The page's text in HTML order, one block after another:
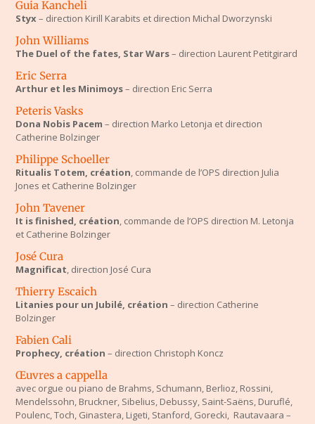
Guia Kancheli
Styx – direction Kirill Karabits et direction Michal Dworzynski
John Williams
The Duel of the fates, Star Wars– direction Laurent Petitgirard
Eric Serra
Arthur et les Minimoys– direction Eric Serra
Peteris Vasks
Dona Nobis Pacem – direction Marko Letonja et direction
Catherine Bolzinger
Philippe Schoeller
Ritualis Totem, création, commande de l’OPS direction Julia
Jones et Catherine Bolzinger
John Tavener
It is finished, création, commande de l’OPS direction M. Letonja
et Catherine Bolzinger
José Cura
Magnificat, direction José Cura
Thierry Escaich
Litanies pour un Jubilé, création – direction Catherine
Bolzinger
Fabien Cali
Prophecy, création– direction Christoph Koncz
Œuvres a cappella
avec orgue ou piano de Brahms, Schumann, Berlioz, Rossini,
Mendelssohn, Bruckner, Sibelius, Debussy, Saint-Saëns, Duruflé,
Poulenc, Toch, Ginastera, Ligeti, Stanford, Gorecki, Rautavaara –